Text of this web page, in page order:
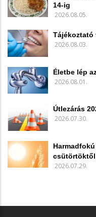
14-ig
2026.08.05.
Tájékoztató
2026.08.03.
Életbe lép
2026.08.01.
Útlezárás
2026.07.30.
csütörtöktől
2026.07.29.